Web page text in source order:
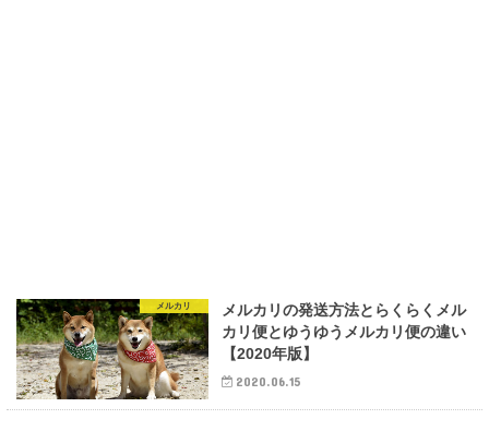
メルカリ
メルカリの発送方法とらくらくメル
カリ便とゆうゆうメルカリ便の違い
【2020年版】
2020.06.15